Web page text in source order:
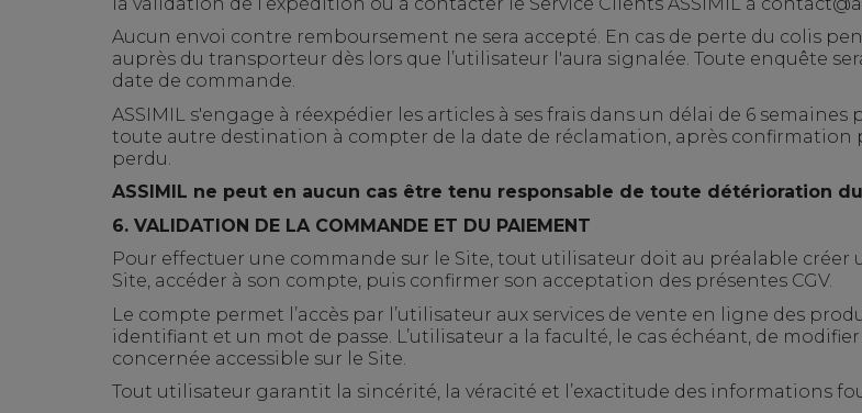
Aucun envoi contre remboursement ne sera accepté. En cas de perte du colis
auprès du transporteur dès lors que l’utilisateur l'aura signalée. Toute enquête
date de commande.
ASSIMIL s'engage à réexpédier les articles à ses frais dans un délai de 6
toute autre destination à compter de la date de réclamation, après
perdu.
ASSIMIL ne peut en aucun cas être tenu responsable de toute détérioration
6. VALIDATION DE LA COMMANDE ET DU PAIEMENT
Pour effectuer une commande sur le Site, tout utilisateur doit au préalable créer
Site, accéder à son compte, puis confirmer son acceptation des présentes CGV.
Le compte permet l’accès par l’utilisateur aux services de vente en ligne des
identifiant et un mot de passe. L’utilisateur a la faculté, le cas échéant, de
concernée accessible sur le Site.
Tout utilisateur garantit la sincérité, la véracité et l’exactitude des informations